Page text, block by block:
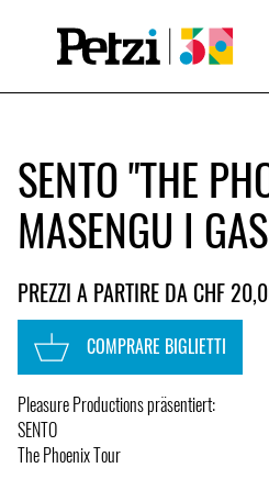
SENTO "THE
MASENGU I
PREZZI A PARTIRE DA CHF
COMPRARE BIGLIETTI
Pleasure Productions präsentiert:
SENTO
The Phoenix Tour